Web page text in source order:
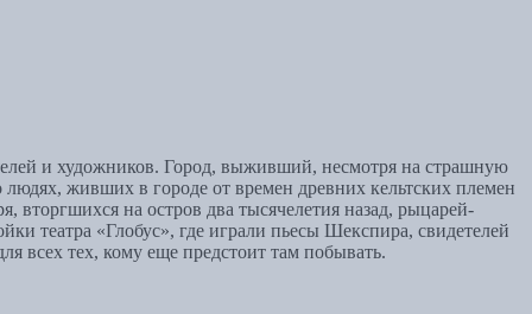
и художников. Город, выживший, несмотря на страшную
живших в городе от времен древних кельтских племен
вторгшихся на остров два тысячелетия назад, рыцарей-
театра «Глобус», где играли пьесы Шекспира, свидетелей
всех тех, кому еще предстоит там побывать.